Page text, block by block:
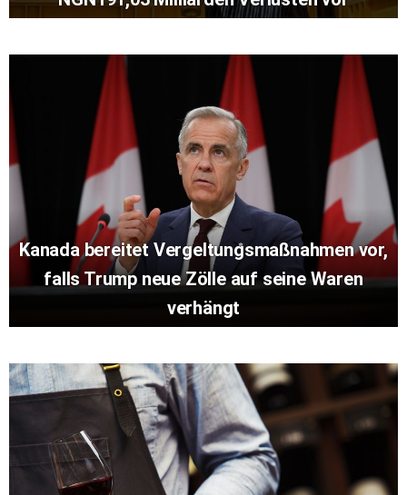
Kanada bereitet Vergeltungsmaßnahmen vor,
falls Trump neue Zölle auf seine Waren
verhängt